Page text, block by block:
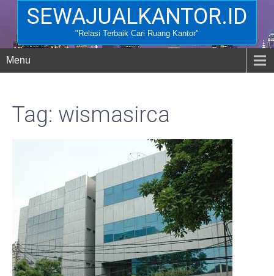
SEWAJUALKANTOR.ID
"Relasi Terbaik Cari Ruang Kantor"
Menu
Tag: wismasirca